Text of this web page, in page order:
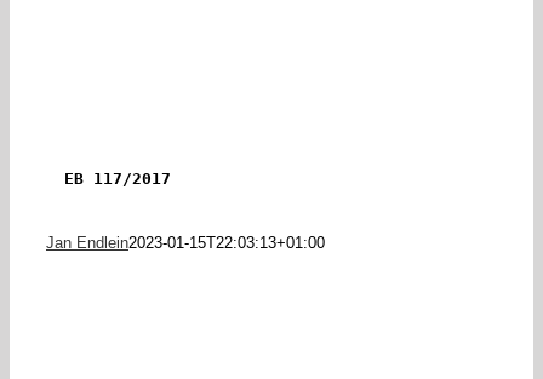
EB 117/2017
Jan Endlein2023-01-15T22:03:13+01:00